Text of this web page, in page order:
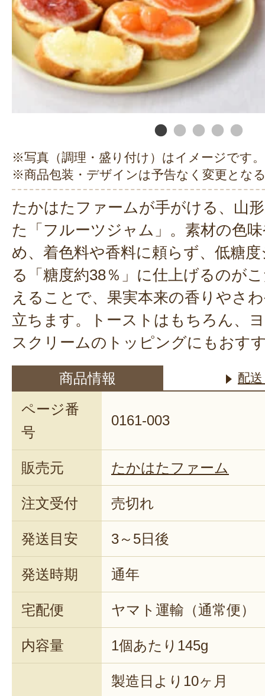
※写真（調理・盛り付け）はイメージです。
※商品包装・デザインは予告なく変更とな
たかはたファームが手がける、山
た「フルーツジャム」。素材の色
め、着色料や香料に頼らず、低糖
る「糖度約38％」に仕上げるのが
えることで、果実本来の香りやさ
立ちます。トーストはもちろん、
スクリームのトッピングにもおす
商品情報 配
ページ番
号
0161-003
販売元 たかはたファーム
注文受付 売切れ
発送目安 3～5日後
発送時期 通年
宅配便 ヤマト運輸（通常便）
内容量 1個あたり145g
製造日より10ヶ月